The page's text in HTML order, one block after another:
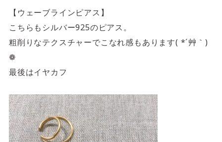
【ウェーブラインピアス】
こちらもシルバー925のピアス。
粗削りなテクスチャーでこなれ感もあります( *´艸｀)
❁
最後はイヤカフ